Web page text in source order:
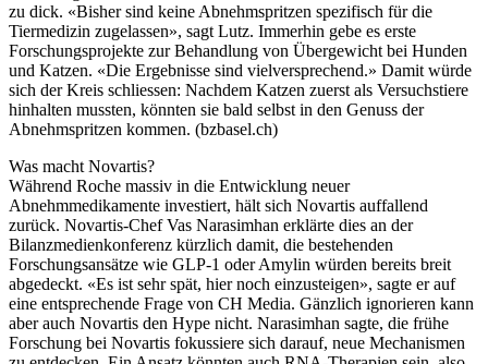
zu dick. «Bisher sind keine Abnehmspritzen spezifisch für die
Tiermedizin zugelassen», sagt Lutz. Immerhin gebe es erste
Forschungsprojekte zur Behandlung von Übergewicht bei Hunden
und Katzen. «Die Ergebnisse sind vielversprechend.» Damit würde
sich der Kreis schliessen: Nachdem Katzen zuerst als Versuchstiere
hinhalten mussten, könnten sie bald selbst in den Genuss der
Abnehmspritzen kommen. (bzbasel.ch)
Was macht Novartis?
Während Roche massiv in die Entwicklung neuer
Abnehmmedikamente investiert, hält sich Novartis auffallend
zurück. Novartis-Chef Vas Narasimhan erklärte dies an der
Bilanzmedienkonferenz kürzlich damit, die bestehenden
Forschungsansätze wie GLP-1 oder Amylin würden bereits breit
abgedeckt. «Es ist sehr spät, hier noch einzusteigen», sagte er auf
eine entsprechende Frage von CH Media. Gänzlich ignorieren kann
aber auch Novartis den Hype nicht. Narasimhan sagte, die frühe
Forschung bei Novartis fokussiere sich darauf, neue Mechanismen